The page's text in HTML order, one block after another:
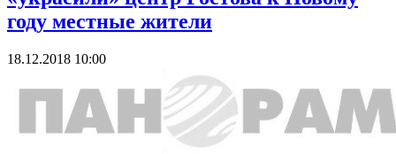
году местные жители
18.12.2018 10:00